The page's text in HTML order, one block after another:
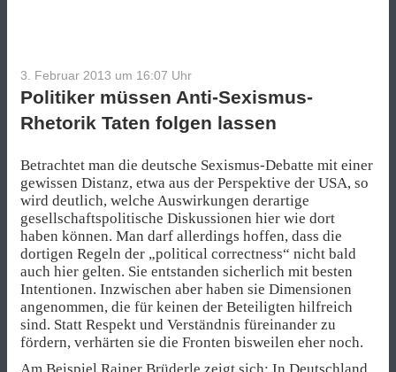
3. Februar 2013 um 16:07 Uhr
Politiker müssen Anti-Sexismus-
Rhetorik Taten folgen lassen
Betrachtet man die deutsche Sexismus-Debatte mit einer
gewissen Distanz, etwa aus der Perspektive der USA, so
wird deutlich, welche Auswirkungen derartige
gesellschaftspolitische Diskussionen hier wie dort
haben können. Man darf allerdings hoffen, dass die
dortigen Regeln der „political correctness“ nicht bald
auch hier gelten. Sie entstanden sicherlich mit besten
Intentionen. Inzwischen aber haben sie Dimensionen
angenommen, die für keinen der Beteiligten hilfreich
sind. Statt Respekt und Verständnis füreinander zu
fördern, verhärten sie die Fronten bisweilen eher noch.